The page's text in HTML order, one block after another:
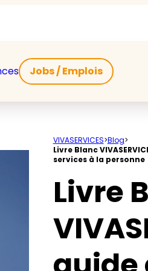
Jobs / Emplois
VIVASERVICES>Blog>
Livre Blanc
services à la personne
Livre